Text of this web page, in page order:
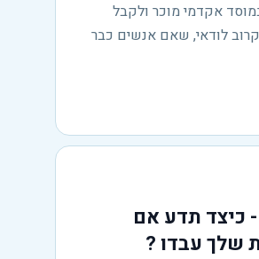
אקדמי מוכר ולקבל
לודאי, שאם אנשים כבר
כיצד תדע אם
שלך עבדו ?